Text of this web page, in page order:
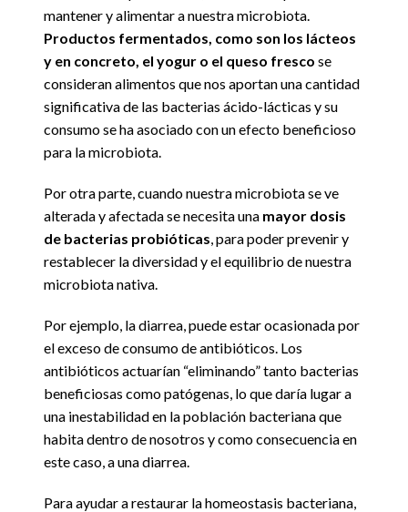
mantener y alimentar a nuestra microbiota.
Productos fermentados, como son los lácteos
y en concreto, el yogur o el queso fresco se
consideran alimentos que nos aportan una cantidad
significativa de las bacterias ácido-lácticas y su
consumo se ha asociado con un efecto beneficioso
para la microbiota.
Por otra parte, cuando nuestra microbiota se ve
alterada y afectada se necesita una mayor dosis
de bacterias probióticas , para poder prevenir y
restablecer la diversidad y el equilibrio de nuestra
microbiota nativa.
Por ejemplo, la diarrea, puede estar ocasionada por
el exceso de consumo de antibióticos. Los
antibióticos actuarían “eliminando” tanto bacterias
beneficiosas como patógenas, lo que daría lugar a
una inestabilidad en la población bacteriana que
habita dentro de nosotros y como consecuencia en
este caso, a una diarrea.
Para ayudar a restaurar la homeostasis bacteriana,